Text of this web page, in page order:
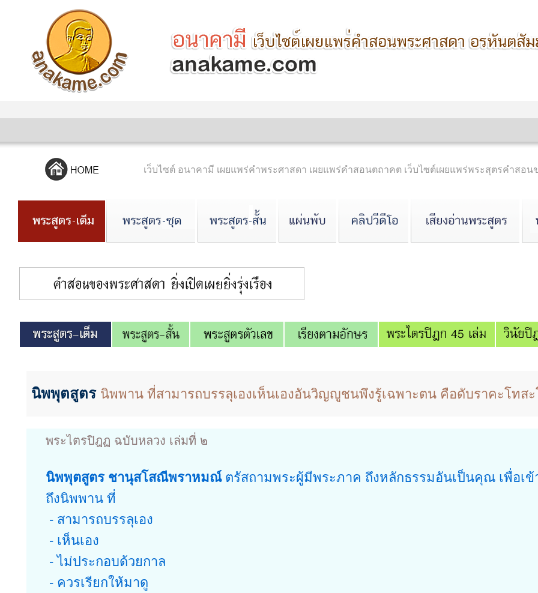
เว็บไซต์ อนาคามี เผยแพร่คำพระศาสดา เผยแพร่คำสอนตถาคต เว็บไซต์เผยแพร่พระสุตรคำสอ
นิพพุตสูตร นิพพาน ที่สามารถบรรลุเองเห็นเองอันวิญญูชนพึงรู้เฉพาะตน คือดับราคะโทส
พระไตรปิฎฏ ฉบับหลวง เล่มที่ ๒
นิพพุตสูตร ชานุสโสณีพราหมณ์ ตรัสถามพระผู้มีพระภาค ถึงหลักธรรมอันเป็นคุณ เพื่อเข้
ถึงนิพพาน ที่
- สามารถบรรลุเอง
- เห็นเอง
- ไม่ประกอบด้วยกาล
- ควรเรียกให้มาดู